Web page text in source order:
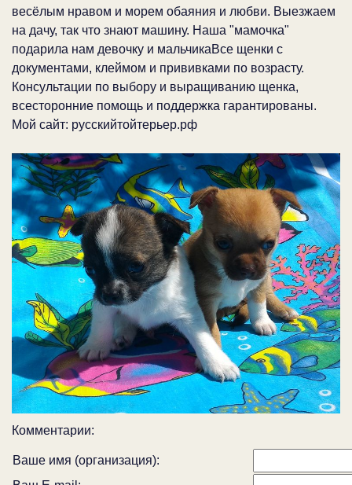
весёлым нравом и морем обаяния и любви. Выезжаем
на дачу, так что знают машину. Наша "мамочка"
подарила нам девочку и мальчикаВсе щенки с
документами, клеймом и прививками по возрасту.
Консультации по выбору и выращиванию щенка,
всесторонние помощь и поддержка гарантированы.
Мой сайт: русскийтойтерьер.рф
Комментарии:
Ваше имя (организация):